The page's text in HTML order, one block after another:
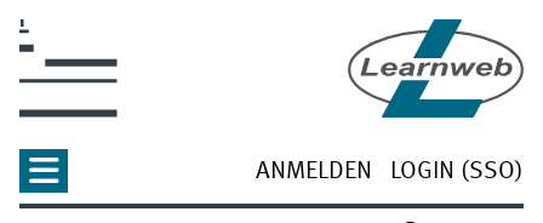
ANMELDEN LOGIN (SSO)